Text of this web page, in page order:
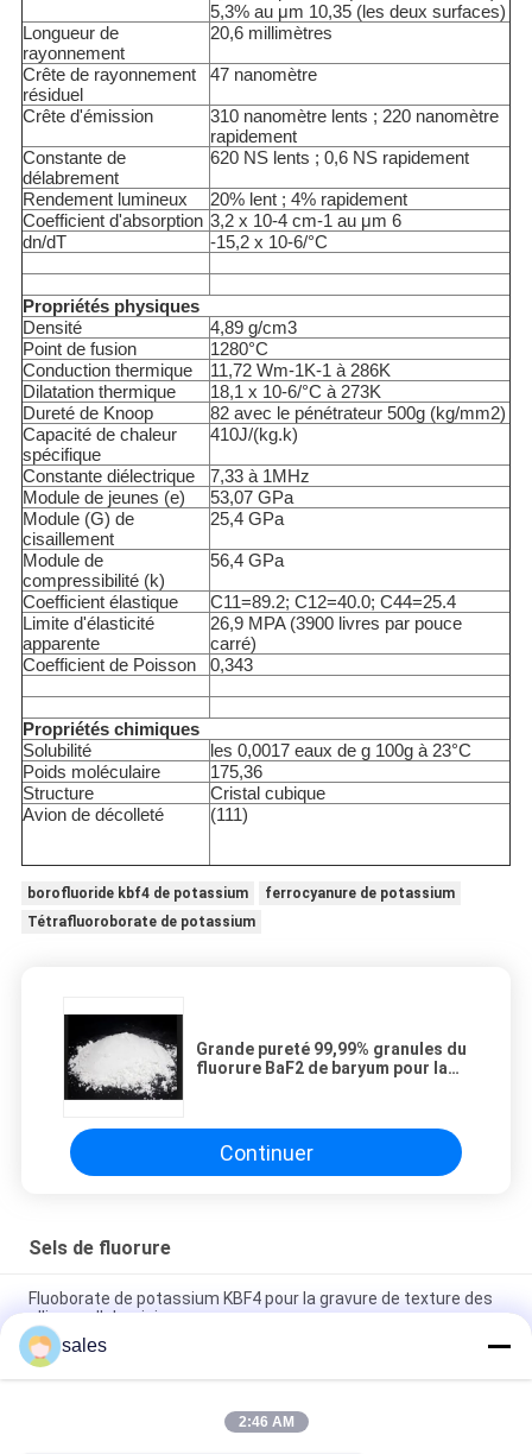
5,3% au μm 10,35 (les deux surfaces)
Longueur de
rayonnement
20,6 millimètres
Crête de rayonnement
résiduel
47 nanomètre
Crête d'émission
310 nanomètre lents ; 220 nanomètre
rapidement
Constante de
délabrement
620 NS lents ; 0,6 NS rapidement
Rendement lumineux
20% lent ; 4% rapidement
Coefficient d'absorption 3,2 x 10-4cm-1 au μm 6
dn/dT
-15,2 x 10-6/°C
Propriétés physiques
Densité
4,89 g/cm3
Point de fusion
1280°C
Conduction thermique
11,72 Wm-1K-1à 286K
Dilatation thermique
18,1 x 10-6/°C à 273K
Dureté de Knoop
82 avec le pénétrateur 500g (kg/mm2)
Capacité de chaleur
spécifique
410J/(kg.k)
Constante diélectrique
7,33 à 1MHz
Module de jeunes (e)
53,07 GPa
Module (G) de
cisaillement
25,4 GPa
Module de
compressibilité (k)
56,4 GPa
Coefficient élastique C11=89.2; C12=40.0; C44=25.4
Limite d'élasticité
apparente
26,9 MPA (3900 livres par pouce
carré)
Coefficient de Poisson
0,343
Propriétés chimiques
Solubilité
les 0,0017 eaux de g 100g à 23°C
Poids moléculaire
175,36
Structure
Cristal cubique
Avion de décolleté
(111)
borofluoride kbf4 de potassium
ferrocyanure de potassium
Tétrafluoroborate de potassium
Grande pureté 99,99% granules du
fluorure BaF2 de baryum pour la
Continuer
Sels de fluorure
Fluoborate de potassium KBF4 pour la gravure de texture des
alliages d'aluminium
Poudre blanche de fluoborate de potassium KBF4 pour la
gravure de texture des alliages d'aluminium
CAS 14075-53-7 Poudre blanche Fluoborate de potassium
sales
2:46 AM